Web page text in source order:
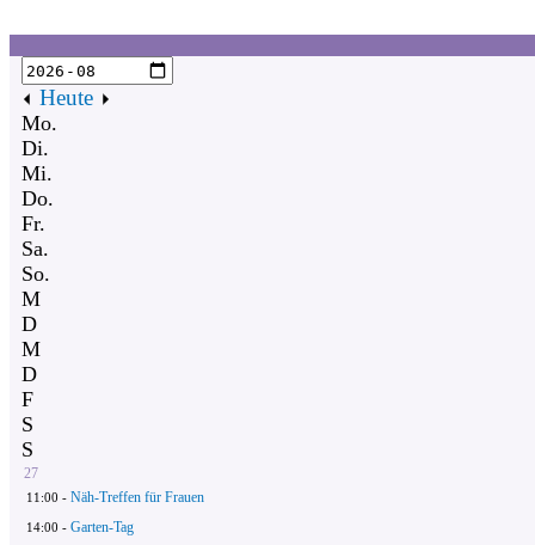
Heute
Mo.
Di.
Mi.
Do.
Fr.
Sa.
So.
M
D
M
D
F
S
S
27
11:00 - Näh-Treffen für Frauen
14:00 - Garten-Tag